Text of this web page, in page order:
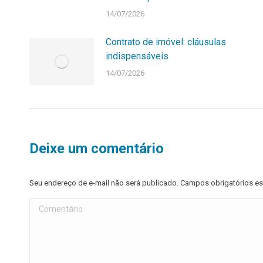
14/07/2026
Contrato de imóvel: cláusulas
indispensáveis
14/07/2026
Deixe um comentário
Seu endereço de e-mail não será publicado. Campos obrigatórios
Comentário